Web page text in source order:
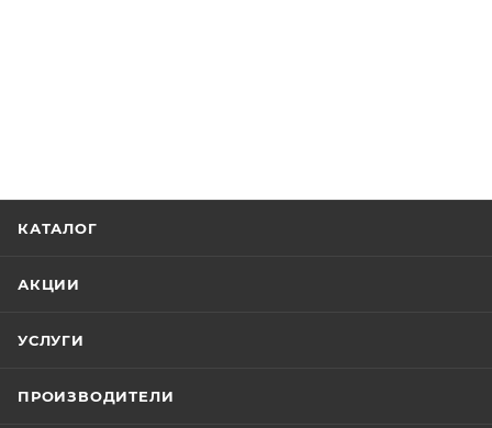
КАТАЛОГ
АКЦИИ
УСЛУГИ
ПРОИЗВОДИТЕЛИ